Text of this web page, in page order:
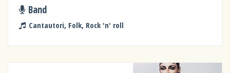
Band
Cantautori, Folk, Rock 'n' roll